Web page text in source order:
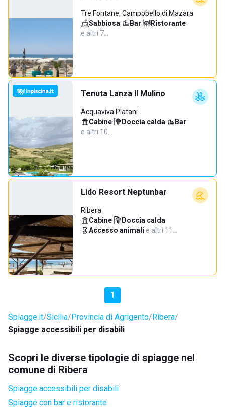
Tre Fontane, Campobello di Mazara
Sabbiosa· Bar· Ristorante·
e altri 7…
Tenuta Lanza Il Mulino
Acquaviva Platani
Cabine· Doccia calda· Bar·
e altri 10…
Lido Resort Neptunbar
Ribera
Cabine· Doccia calda·
Accesso animali·e altri 11…
1
Spiagge.it Sicilia Provincia di Agrigento Ribera
Spiagge accessibili per disabili
Scopri le diverse tipologie di spiagge nel
comune di Ribera
Spiagge accessibili per disabili
Spiagge con bar e ristorante